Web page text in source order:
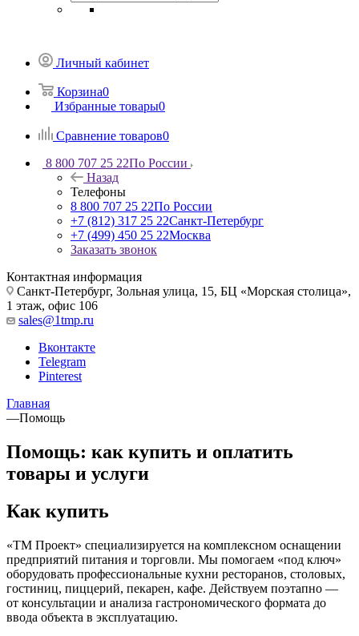
Личный кабинет
Корзина0
Избранные товары0
Сравнение товаров0
8 800 707 25 22По России
Назад
Телефоны
8 800 707 25 22По России
+7 (812) 317 25 22Санкт-Петербург
+7 (499) 450 25 22Москва
Заказать звонок
Контактная информация
Санкт-Петербург, Зольная улица, 15, БЦ «Морская столица»,
1 этаж, офис 106
sales@1tmp.ru
Вконтакте
Telegram
Pinterest
Главная
—Помощь
Помощь: как купить и оплатить
товары и услуги
Как купить
«ТМ Проект» специализируется на комплексном оснащении
предприятий питания и торговли. Мы помогаем «под ключ»
оборудовать профессиональные кухни ресторанов, столовых,
гостиниц, пиццерий, пекарен, кафе. Действуем поэтапно —
от консультации и анализа гастрономического формата до
ввода объекта в эксплуатацию.